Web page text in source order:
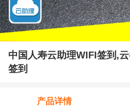
中国人寿云助理WIFI签到,
签到
产品详情